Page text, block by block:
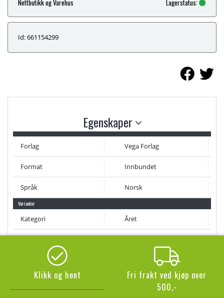
Nettbutikk og Varehus Lagerstatus:
Id: 661154299
Egenskaper
Forlag Vega Forlag
Format Innbundet
Språk Norsk
Varianter
Kategori Året
Klikk og hent
Fri frakt ved kjøp over
500,-